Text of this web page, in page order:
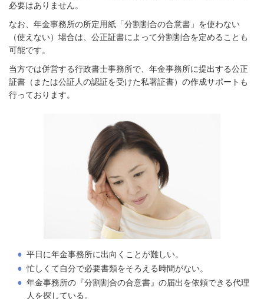
必要はありません。
なお、年金事務所の所定用紙「分割割合の合意書」を使わない
（使えない）場合は、公正証書によって分割割合を定めることも
可能です。
当方では併営する行政書士事務所で、年金事務所に提出する公正
証書（または公証人の認証を受けた私署証書）の作成サポートも
行っております。
平日に年金事務所に出向くことが難しい。
忙しくて自分で必要書類をそろえる時間がない。
年金事務所の『分割割合の合意書』の届出を依頼できる代理
人を探している。